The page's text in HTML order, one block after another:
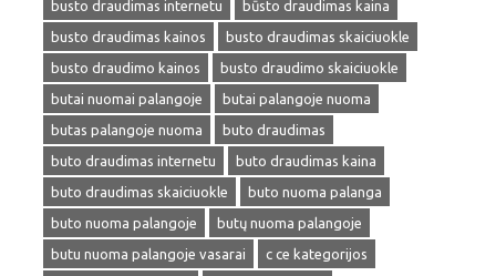
busto draudimas internetu
būsto draudimas kaina
busto draudimas kainos
busto draudimas skaiciuokle
busto draudimo kainos
busto draudimo skaiciuokle
butai nuomai palangoje
butai palangoje nuoma
butas palangoje nuoma
buto draudimas
buto draudimas internetu
buto draudimas kaina
buto draudimas skaiciuokle
buto nuoma palanga
buto nuoma palangoje
butų nuoma palangoje
butu nuoma palangoje vasarai
c ce kategorijos